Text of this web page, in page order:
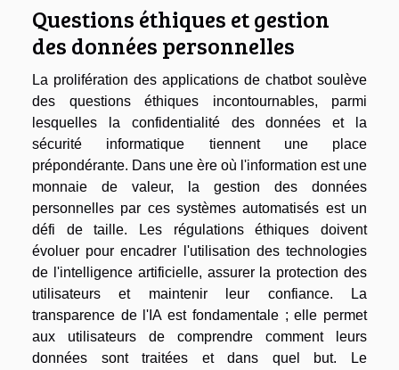
Questions éthiques et gestion
des données personnelles
La prolifération des applications de chatbot soulève
des questions éthiques incontournables, parmi
lesquelles la confidentialité des données et la
sécurité informatique tiennent une place
prépondérante. Dans une ère où l'information est une
monnaie de valeur, la gestion des données
personnelles par ces systèmes automatisés est un
défi de taille. Les régulations éthiques doivent
évoluer pour encadrer l'utilisation des technologies
de l'intelligence artificielle, assurer la protection des
utilisateurs et maintenir leur confiance. La
transparence de l'IA est fondamentale ; elle permet
aux utilisateurs de comprendre comment leurs
données sont traitées et dans quel but. Le